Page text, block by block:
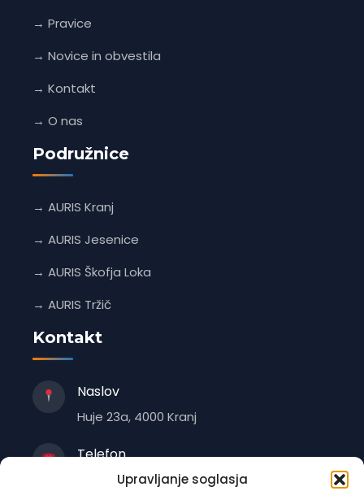
Upravljanje soglasja
→ Pravice
→ Novice in obvestila
→ Kontakt
→ O nas
Podružnice
→ AURIS Kranj
→ AURIS Jesenice
→ AURIS Škofja Loka
→ AURIS Tržič
Kontakt
Naslov
Huje 23a, 4000 Kranj
Telefon
+386 4 235 1470